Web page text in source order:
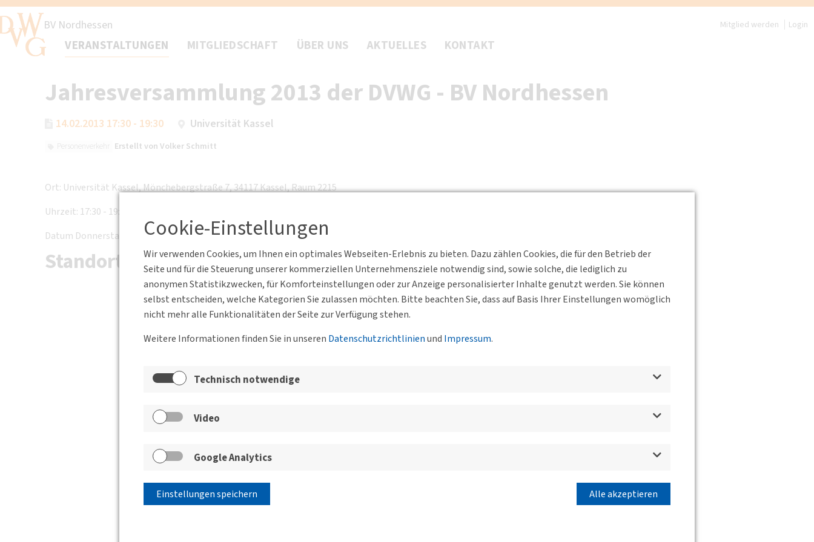
Cookie-Einstellungen
Wir verwenden Cookies, um Ihnen ein optimales Webseiten-Erlebnis zu bieten. Dazu zählen Cookies, die für den Betrieb der
Seite und für die Steuerung unserer kommerziellen Unternehmensziele notwendig sind, sowie solche, die lediglich zu
anonymen Statistikzwecken, für Komforteinstellungen oder zur Anzeige personalisierter Inhalte genutzt werden. Sie können
selbst entscheiden, welche Kategorien Sie zulassen möchten. Bitte beachten Sie, dass auf Basis Ihrer Einstellungen womöglich
nicht mehr alle Funktionalitäten der Seite zur Verfügung stehen.
Weitere Informationen finden Sie in unseren Datenschutzrichtlinienund Impressum.
Technisch notwendige
Video
Google Analytics
Einstellungen speichern Alle akzeptieren
BV Nordhessen Mitglied werden Login
VERANSTALTUNGEN MITGLIEDSCHAFT ÜBER UNS AKTUELLES KONTAKT
Jahresversammlung 2013 der DVWG - BV Nordhessen
14.02.2013 17:30 - 19:30 Universität Kassel
Personenverkehr Erstellt von Volker Schmitt
Ort: Universität Kassel, Mönchebergstraße 7, 34117 Kassel, Raum 2215
Uhrzeit: 17:30 - 19:30 Uhr
Datum Donnerstag, 14. Februar 2013
Standort